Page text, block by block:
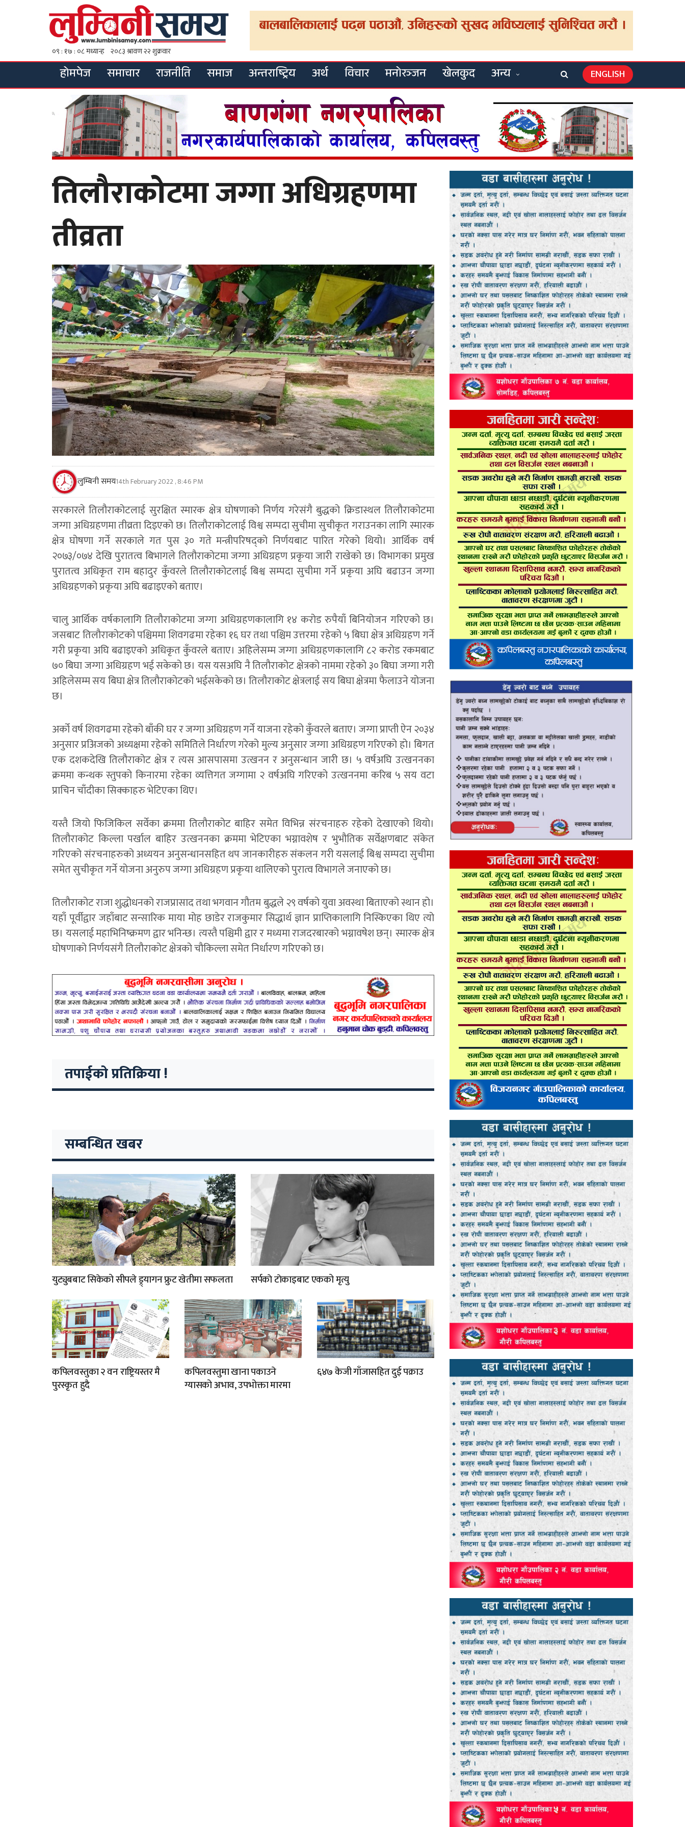
होमपेज समाचार राजनीति समाज अन्तराष्ट्रिय अर्थ विचार मनोरञ्जन खेलकुद अन्य ENGLISH
तिलौराकोटमा जग्गा अधिग्रहणमा
तीव्रता
लुम्बिनी समय14th February 2022 , 8:46 PM
सरकारले तिलौराकोटलाई सुरक्षित स्मारक क्षेत्र घोषणाको निर्णय गरेसंगै बुद्धको क्रिडास्थल तिलौराकोटमा
जग्गा अधिग्रहणमा तीव्रता दिइएको छ। तिलौराकोटलाई विश्व सम्पदा सुचीमा सुचीकृत गराउनका लागि स्मारक
क्षेत्र घोषणा गर्ने सरकाले गत पुस ३० गते मन्त्रीपरिषद्को निर्णयबाट पारित गरेको थियो। आर्थिक वर्ष
२०७३/०७४ देखि पुरातत्व बिभागले तिलौराकोटमा जग्गा अधिग्रहण प्रकृया जारी राखेको छ। विभागका प्रमुख
पुरातत्व अधिकृत राम बहादुर कुँवरले तिलौराकोटलाई बिश्व सम्पदा सुचीमा गर्ने प्रकृया अघि बढाउन जग्गा
अधिग्रहणको प्रकृया अघि बढाइएको बताए।
चालु आर्थिक वर्षकालागि तिलौराकोटमा जग्गा अधिग्रहणकालागि १४ करोड रुपैयाँ बिनियोजन गरिएको छ।
जसबाट तिलौराकोटको पश्चिममा शिवगढमा रहेका १६ घर तथा पश्चिम उत्तरमा रहेको ५ बिघा क्षेत्र अधिग्रहण गर्ने
गरी प्रकृया अघि बढाइएको अधिकृत कुँवरले बताए। अहिलेसम्म जग्गा अधिग्रहणकालागि ८२ करोड रकमबाट
७० बिघा जग्गा अधिग्रहण भई सकेको छ। यस यसअघि नै तिलौराकोट क्षेत्रको नाममा रहेको ३० बिघा जग्गा गरी
अहिलेसम्म सय बिघा क्षेत्र तिलौराकोटको भईसकेको छ। तिलौराकोट क्षेत्रलाई सय बिघा क्षेत्रमा फैलाउने योजना
छ।
अर्को वर्ष शिवगढमा रहेको बाँकी घर र जग्गा अधिग्रहण गर्ने याजना रहेको कुँवरले बताए। जग्गा प्राप्ती ऐन २०३४
अनुसार प्रअिजको अध्यक्षमा रहेको समितिले निर्धारण गरेको मुल्य अनुसार जग्गा अधिग्रहण गरिएको हो। बिगत
एक दशकदेखि तिलौराकोट क्षेत्र र त्यस आसपासमा उत्खनन र अनुसन्धान जारी छ। ५ वर्षअघि उत्खननका
क्रममा कन्थक स्तुपको किनारमा रहेका व्यत्तिगत जग्गामा २ वर्षअघि गरिएको उत्खननमा करिब ५ सय वटा
प्राचिन चाँदीका सिक्काहरु भेटिएका थिए।
यस्तै जियो फिजिकिल सर्वेका क्रममा तिलौराकोट बाहिर समेत विभिन्न संरचनाहरु रहेको देखाएको थियो।
तिलौराकोट किल्ला पर्खाल बाहिर उत्खननका क्रममा भेटिएका भग्नावशेष र भुभौतिक सर्वेक्षणबाट संकेत
गरिएको संरचनाहरुको अध्ययन अनुसन्धानसहित थप जानकारीहरु संकलन गरी यसलाई बिश्व सम्पदा सुचीमा
समेत सुचीकृत गर्ने योजना अनुरुप जग्गा अधिग्रहण प्रकृया थालिएको पुरात्व विभागले जनाएको छ।
तिलौराकोट राजा शुद्धोधनको राजप्रासाद तथा भगवान गौतम बुद्धले २९ वर्षको युवा अवस्था बिताएको स्थान हो।
यहाँ पूर्वीद्वार जहाँबाट सन्सारिक माया मोह छाडेर राजकुमार सिद्धार्थ ज्ञान प्राप्तिकालागि निस्किएका थिए त्यो
छ। यसलाई महाभिनिष्क्रमण द्वार भनिन्छ। त्यस्तै पश्चिमी द्वार र मध्यमा राजदरबारको भग्नावषेश छन्। स्मारक क्षेत्र
घोषणाको निर्णयसंगै तिलौराकोट क्षेत्रको चौकिल्ला समेत निर्धारण गरिएको छ।
तपाईको प्रतिक्रिया !
सम्बन्धित खबर
युट्युबबाट सिकेको सीपले ड्र्यागन फ्रुट खेतीमा सफलता सर्पकाे टाेकाइबाट एकको मृत्यु
कपिलवस्तुका २ वन राष्ट्रियस्तर मै
पुरस्कृत हुदै
कपिलवस्तुमा खाना पकाउने
ग्यासको अभाव, उपभोक्ता मारमा
६४७ केजी गाँजासहित दुई पक्राउ